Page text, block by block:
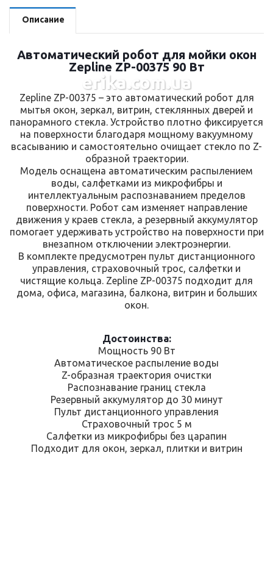
Описание
Автоматический робот для мойки окон
Zepline ZP-00375 90 Вт
erika.com.ua
Zepline ZP-00375 – это автоматический робот для
мытья окон, зеркал, витрин, стеклянных дверей и
панорамного стекла. Устройство плотно фиксируется
на поверхности благодаря мощному вакуумному
всасыванию и самостоятельно очищает стекло по Z-
образной траектории.
Модель оснащена автоматическим распылением
воды, салфетками из микрофибры и
интеллектуальным распознаванием пределов
поверхности. Робот сам изменяет направление
движения у краев стекла, а резервный аккумулятор
помогает удерживать устройство на поверхности при
внезапном отключении электроэнергии.
В комплекте предусмотрен пульт дистанционного
управления, страховочный трос, салфетки и
чистящие кольца. Zepline ZP-00375 подходит для
дома, офиса, магазина, балкона, витрин и больших
окон.
Достоинства:
Мощность 90 Вт
Автоматическое распыление воды
Z-образная траектория очистки
Распознавание границ стекла
Резервный аккумулятор до 30 минут
Пульт дистанционного управления
Страховочный трос 5 м
Салфетки из микрофибры без царапин
Подходит для окон, зеркал, плитки и витрин